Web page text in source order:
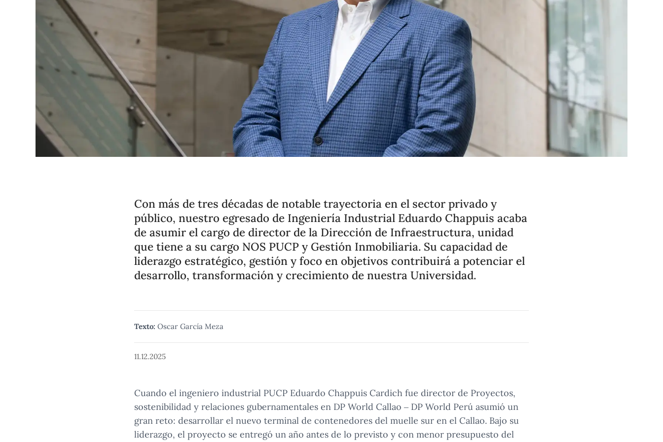
Con más de tres décadas de notable trayectoria en el sector privado y
público, nuestro egresado de Ingeniería Industrial Eduardo Chappuis acaba
de asumir el cargo de director de la Dirección de Infraestructura, unidad
que tiene a su cargo NOS PUCP y Gestión Inmobiliaria. Su capacidad de
liderazgo estratégico, gestión y foco en objetivos contribuirá a potenciar el
desarrollo, transformación y crecimiento de nuestra Universidad.
Texto: Oscar García Meza
11.12.2025
Cuando el ingeniero industrial PUCP Eduardo Chappuis Cardich fue director de Proyectos,
sostenibilidad y relaciones gubernamentales en DP World Callao – DP World Perú asumió un
gran reto: desarrollar el nuevo terminal de contenedores del muelle sur en el Callao. Bajo su
liderazgo, el proyecto se entregó un año antes de lo previsto y con menor presupuesto del